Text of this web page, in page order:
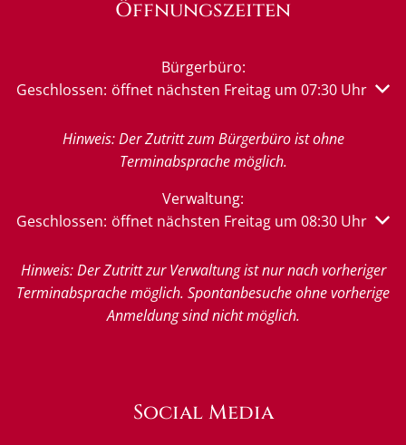
Öffnungszeiten
Bürgerbüro:
Klicken, um weitere Öffnungs- oder Schließzeiten
Geschlossen: öffnet nächsten Freitag um 07:30 Uhr
Hinweis: Der Zutritt zum Bürgerbüro ist ohne
Terminabsprache möglich.
Verwaltung:
Klicken, um weitere Öffnungs- oder Schließzeiten
Geschlossen: öffnet nächsten Freitag um 08:30 Uhr
Hinweis: Der Zutritt zur Verwaltung ist nur nach vorheriger
Terminabsprache möglich. Spontanbesuche ohne vorherige
Anmeldung sind nicht möglich.
Social Media